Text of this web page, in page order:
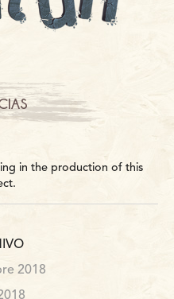
in the production of this
2018